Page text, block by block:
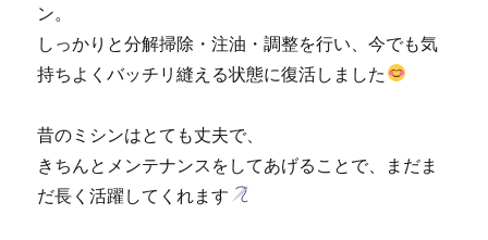
ン。
しっかりと分解掃除・注油・調整を行い、今でも気
持ちよくバッチリ縫える状態に復活しました
昔のミシンはとても丈夫で、
きちんとメンテナンスをしてあげることで、まだま
だ長く活躍してくれます